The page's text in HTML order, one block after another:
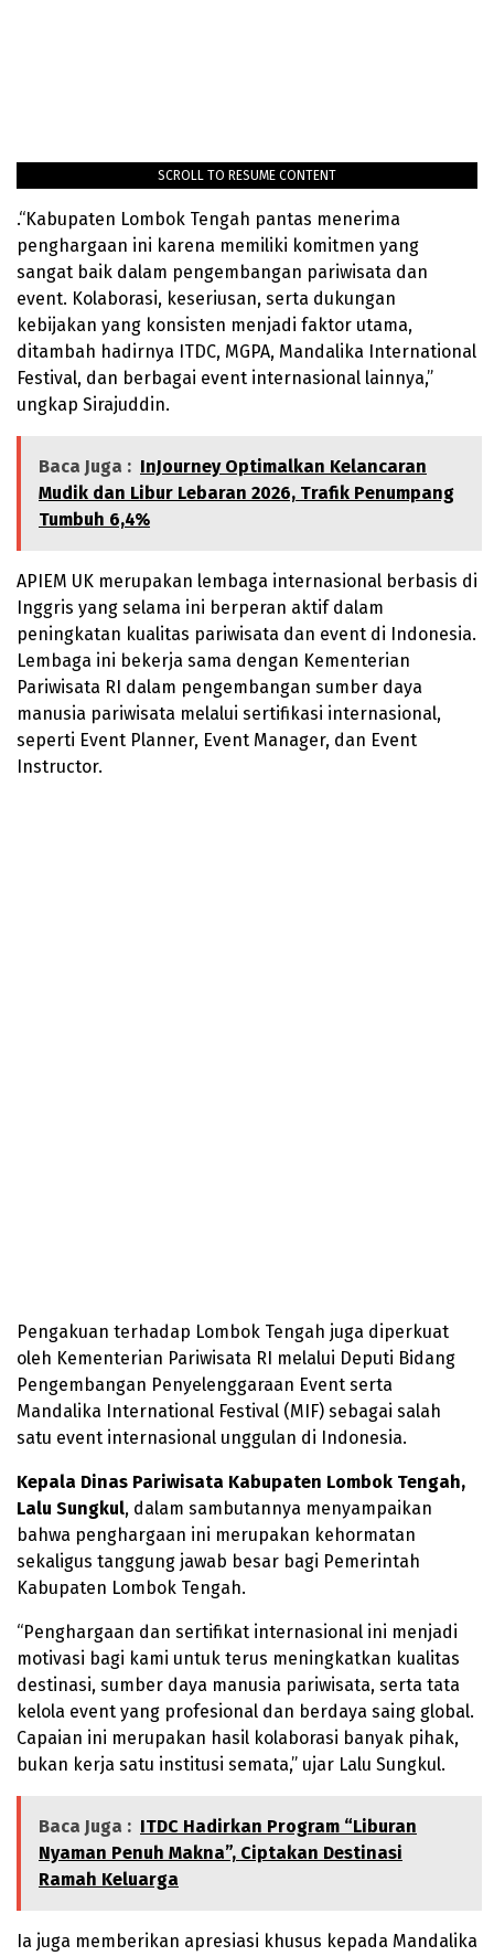
SCROLL TO RESUME CONTENT
.“Kabupaten Lombok Tengah pantas menerima
penghargaan ini karena memiliki komitmen yang
sangat baik dalam pengembangan pariwisata dan
event. Kolaborasi, keseriusan, serta dukungan
kebijakan yang konsisten menjadi faktor utama,
ditambah hadirnya ITDC, MGPA, Mandalika International
Festival, dan berbagai event internasional lainnya,”
ungkap Sirajuddin.
Baca Juga : InJourney Optimalkan Kelancaran
Mudik dan Libur Lebaran 2026, Trafik Penumpang
Tumbuh 6,4%
APIEM UK merupakan lembaga internasional berbasis di
Inggris yang selama ini berperan aktif dalam
peningkatan kualitas pariwisata dan event di Indonesia.
Lembaga ini bekerja sama dengan Kementerian
Pariwisata RI dalam pengembangan sumber daya
manusia pariwisata melalui sertifikasi internasional,
seperti Event Planner, Event Manager, dan Event
Instructor.
Pengakuan terhadap Lombok Tengah juga diperkuat
oleh Kementerian Pariwisata RI melalui Deputi Bidang
Pengembangan Penyelenggaraan Event serta
Mandalika International Festival (MIF) sebagai salah
satu event internasional unggulan di Indonesia.
Kepala Dinas Pariwisata Kabupaten Lombok Tengah,
Lalu Sungkul, dalam sambutannya menyampaikan
bahwa penghargaan ini merupakan kehormatan
sekaligus tanggung jawab besar bagi Pemerintah
Kabupaten Lombok Tengah.
“Penghargaan dan sertifikat internasional ini menjadi
motivasi bagi kami untuk terus meningkatkan kualitas
destinasi, sumber daya manusia pariwisata, serta tata
kelola event yang profesional dan berdaya saing global.
Capaian ini merupakan hasil kolaborasi banyak pihak,
bukan kerja satu institusi semata,” ujar Lalu Sungkul.
Baca Juga : ITDC Hadirkan Program “Liburan
Nyaman Penuh Makna”, Ciptakan Destinasi
Ramah Keluarga
Ia juga memberikan apresiasi khusus kepada Mandalika